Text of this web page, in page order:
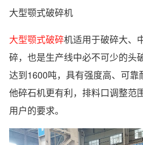
大型颚式破碎机
大型颚式破碎机适用于破碎大、
碎，也是生产线中必不可少的头
达到1600吨，具有强度高、可靠
他碎石机更有利，排料口调整范
用户的要求。